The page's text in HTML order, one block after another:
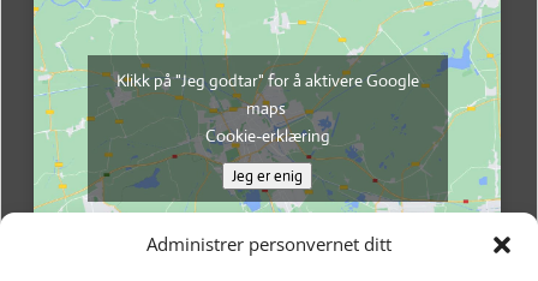
Administrer personvernet ditt
Klikk på "Jeg godtar" for å aktivere Google
maps
Cookie-erklæring
Jeg er enig